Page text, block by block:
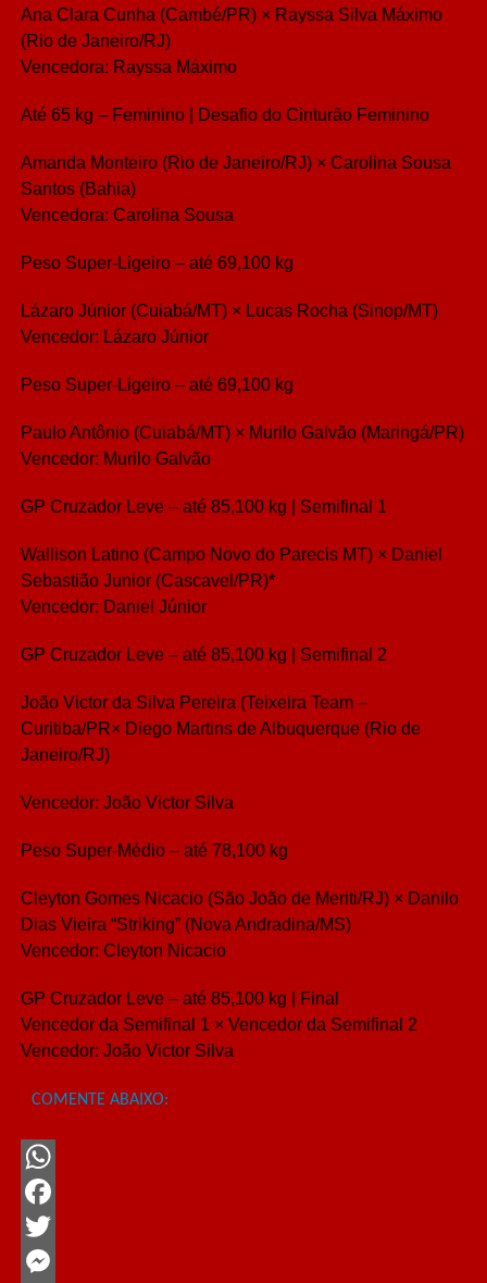
Ana Clara Cunha (Cambé/PR) × Rayssa Silva Máximo
(Rio de Janeiro/RJ)
Vencedora: Rayssa Máximo
Até 65 kg – Feminino | Desafio do Cinturão Feminino
Amanda Monteiro (Rio de Janeiro/RJ) × Carolina Sousa
Santos (Bahia)
Vencedora: Carolina Sousa
Peso Super-Ligeiro – até 69,100 kg
Lázaro Júnior (Cuiabá/MT) × Lucas Rocha (Sinop/MT)
Vencedor: Lázaro Júnior
Peso Super-Ligeiro – até 69,100 kg
Paulo Antônio (Cuiabá/MT) × Murilo Galvão (Maringá/PR)
Vencedor: Murilo Galvão
GP Cruzador Leve – até 85,100 kg | Semifinal 1
Wallison Latino (Campo Novo do Parecis MT) × Daniel
Sebastião Junior (Cascavel/PR)*
Vencedor: Daniel Júnior
GP Cruzador Leve – até 85,100 kg | Semifinal 2
João Victor da Silva Pereira (Teixeira Team –
Curitiba/PR× Diego Martins de Albuquerque (Rio de
Janeiro/RJ)
Vencedor: João Victor Silva
Peso Super-Médio – até 78,100 kg
Cleyton Gomes Nicacio (São João de Meriti/RJ) × Danilo
Dias Vieira “Striking” (Nova Andradina/MS)
Vencedor: Cleyton Nicacio
GP Cruzador Leve – até 85,100 kg | Final
Vencedor da Semifinal 1 × Vencedor da Semifinal 2
Vencedor: João Victor Silva
COMENTE ABAIXO:
WhatsApp
Facebook
Twitter